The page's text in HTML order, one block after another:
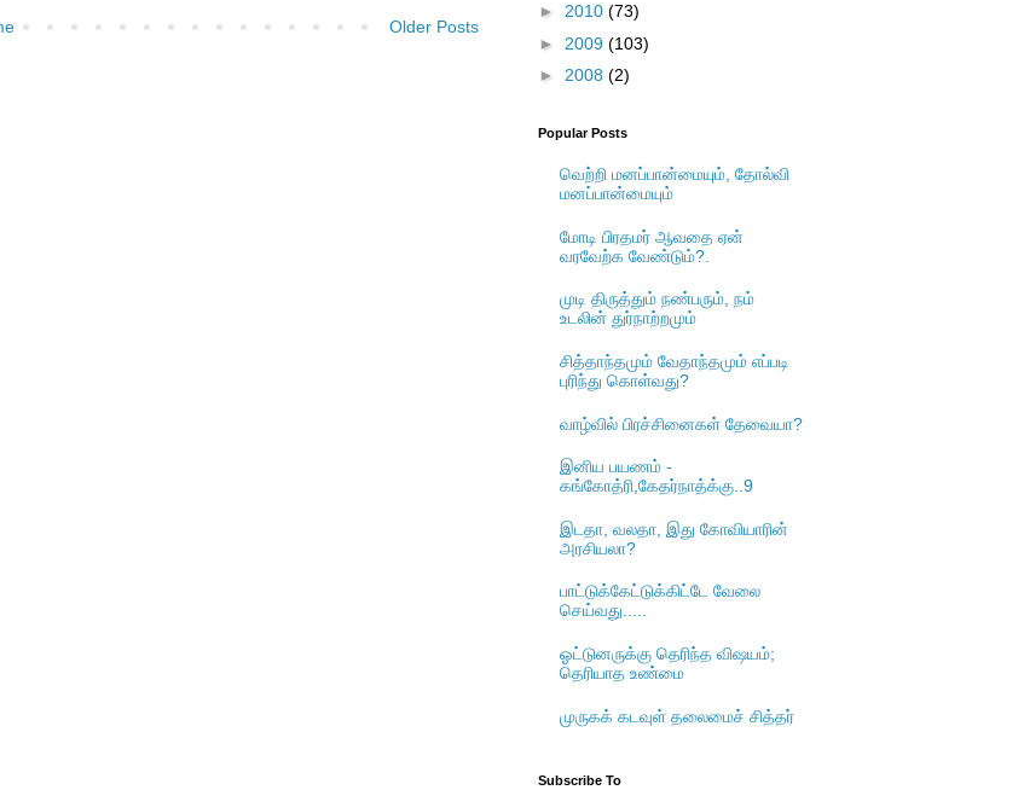
Older Posts
► 2010 (73)
► 2009 (103)
► 2008 (2)
Popular Posts
வெற்றி மனப்பான்மையும், தோல்வி
மனப்பான்மையும்
மோடி பிரதமர் ஆவதை ஏன்
வரவேற்க வேண்டும்?.
முடி திருத்தும் நண்பரும், நம்
உடலின் துர்நாற்றமும்
சித்தாந்தமும் வேதாந்தமும் எப்படி
புரிந்து கொள்வது?
வாழ்வில் பிரச்சினைகள் தேவையா?
இனிய பயணம் -
கங்கோத்ரி,கேதர்நாத்க்கு..9
இடதா, வலதா, இது கோவியாரின்
அரசியலா?
பாட்டுக்கேட்டுக்கிட்டே வேலை
செய்வது.....
ஓட்டுனருக்கு தெரிந்த விஷயம்;
தெரியாத உண்மை
முருகக் கடவுள் தலைமைச் சித்தர்
Subscribe To